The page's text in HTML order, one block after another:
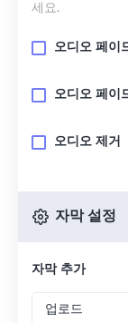
세요.
오디오 페이
오디오 페이
오디오 제거
자막 설정
자막 추가
업로드